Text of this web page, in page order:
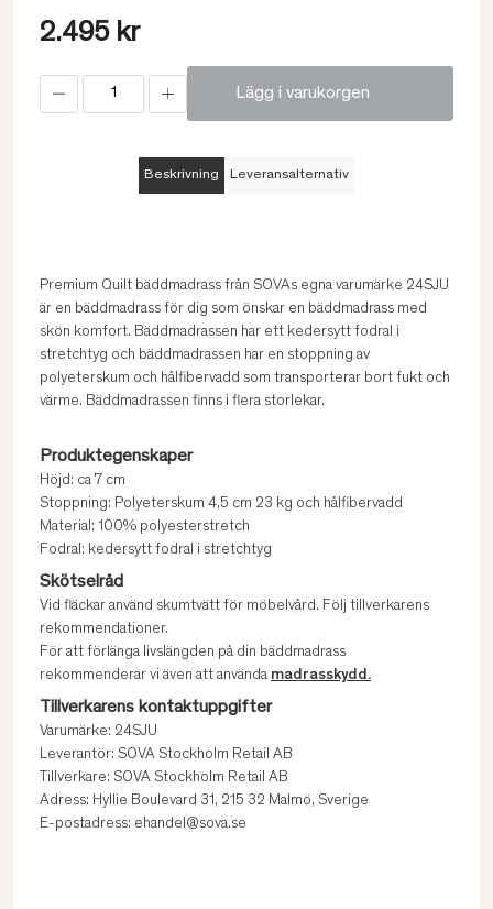
2.495 kr
Lägg i varukorgen
Beskrivning Leveransalternativ
Premium Quilt bäddmadrass från SOVAs egna varumärke 24SJU
är en bäddmadrass för dig som önskar en bäddmadrass med
skön komfort. Bäddmadrassen har ett kedersytt fodral i
stretchtyg och bäddmadrassen har en stoppning av
polyeterskum och hålfibervadd som transporterar bort fukt och
värme. Bäddmadrassen finns i flera storlekar.
Produktegenskaper
Höjd: ca 7 cm
Stoppning: Polyeterskum 4,5 cm 23 kg och hålfibervadd
Material: 100% polyesterstretch
Fodral: kedersytt fodral i stretchtyg
Skötselråd
Vid fläckar använd skumtvätt för möbelvård. Följ tillverkarens
rekommendationer.
För att förlänga livslängden på din bäddmadrass
rekommenderar vi även att använda madrasskydd.
Tillverkarens kontaktuppgifter
Varumärke: 24SJU
Leverantör: SOVA Stockholm Retail AB
Tillverkare: SOVA Stockholm Retail AB
Adress: Hyllie Boulevard 31, 215 32 Malmö, Sverige
E-postadress: ehandel@sova.se